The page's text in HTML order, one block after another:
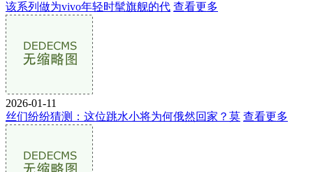
该系列做为vivo年轻时髦旗舰的代 查看更多
2026-01-11
丝们纷纷猜测：这位跳水小将为何俄然回家？莫 查看更多